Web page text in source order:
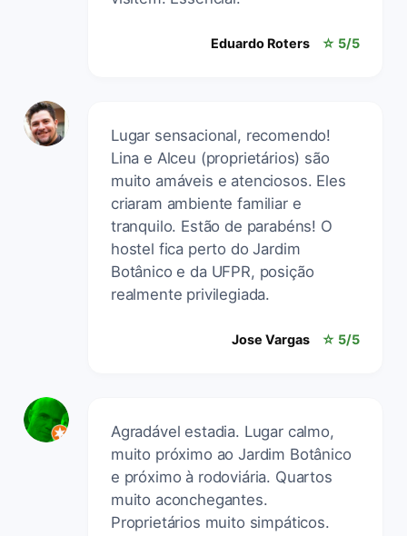
Eduardo Roters ☆ 5/5
Lugar sensacional, recomendo!
Lina e Alceu (proprietários) são
muito amáveis e atenciosos. Eles
criaram ambiente familiar e
tranquilo. Estão de parabéns! O
hostel fica perto do Jardim
Botânico e da UFPR, posição
realmente privilegiada.
Jose Vargas ☆ 5/5
Agradável estadia. Lugar calmo,
muito próximo ao Jardim Botânico
e próximo à rodoviária. Quartos
muito aconchegantes.
Proprietários muito simpáticos.